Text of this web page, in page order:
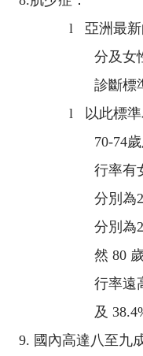
l
亞洲最
分及女
診斷標
l
以此標
70-74
行率有
分別為
分別為
然 80
行率遠
及
9. 國內高達八至九